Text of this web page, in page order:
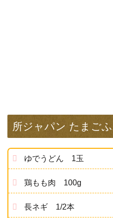
所ジャパン たまご
ゆでうどん 1玉
鶏もも肉 100g
長ネギ 1/2本